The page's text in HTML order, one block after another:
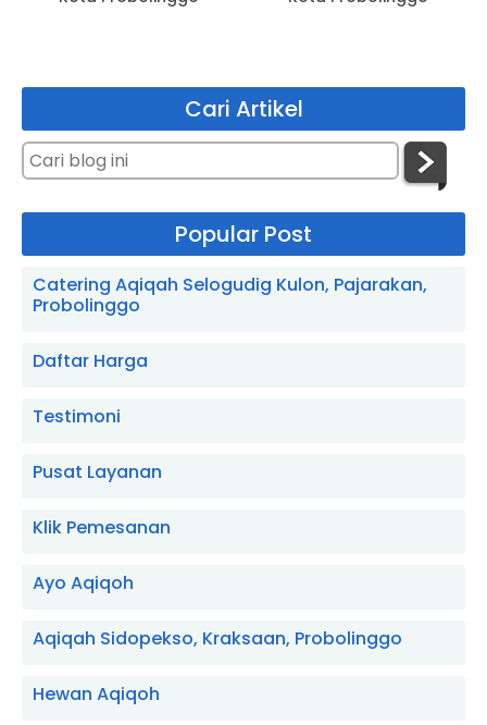
Cari Artikel
Popular Post
Catering Aqiqah Selogudig Kulon, Pajarakan,
Probolinggo
Daftar Harga
Testimoni
Pusat Layanan
Klik Pemesanan
Ayo Aqiqoh
Aqiqah Sidopekso, Kraksaan, Probolinggo
Hewan Aqiqoh